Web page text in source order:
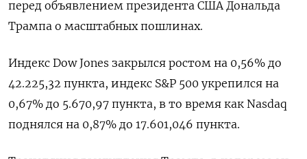
перед объявлением президента США Дональда
Трампа о масштабных пошлинах.
Индекс Dow Jones закрылся ростом на 0,56% до
42.225,32 пункта, индекс S&P 500 укрепился на
0,67% до 5.670,97 пункта​, в то время как ​Nasdaq
поднялся на 0,87% до 17.601,046 пункта​.